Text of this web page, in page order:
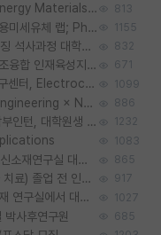
[POSTECH 배터리공학과] Innovative Energy Materials Lab 대학원생 모집 (특성화대학원) 813
[싱가포르 난양공과대학교] 배주열 교수; 응용미세유체 랩; PhD/Postdoc/Visiting 모집 1155
인하대학교 제조혁신전문대학원 반도체패키징 석사과정 대학원생 모집 832
[부산대학교 에너지융합기술연구소] 첨단제조융합 인재육성지원 박사후연구원 채용 (이진홍 교수님 연구실) 671
한국과학기술연구원 (KIST), 청정에너지 연구센터, Electrochemical Materials and Devices (Emd) Lab에서 학생을 모집합니다. (연,고대) 1099
GIST 신경생물지능 연구실 | AI × BCI × Engineering × Neuroscience 이노코어 Post-doc 모집 886
[고려대학교] 차새대태양전지 연구실에서 학부인턴, 대학원생 및 Post.Doc.을 모집합니다. 1232
1083
한국세라믹기술원 바이오융합연구단 바이오신소재연구실 대학원생/학부인턴 모집 865
가톨릭의대 스마트 생체재료 연구실 (유전자 치료) 졸업 전 인턴 및 대학원생 모집 917
[성균관대학교] 전기화학 계면 및 에너지 소재 연구실에서 대학원생을 모집합니다. 1027
사후연구원 685